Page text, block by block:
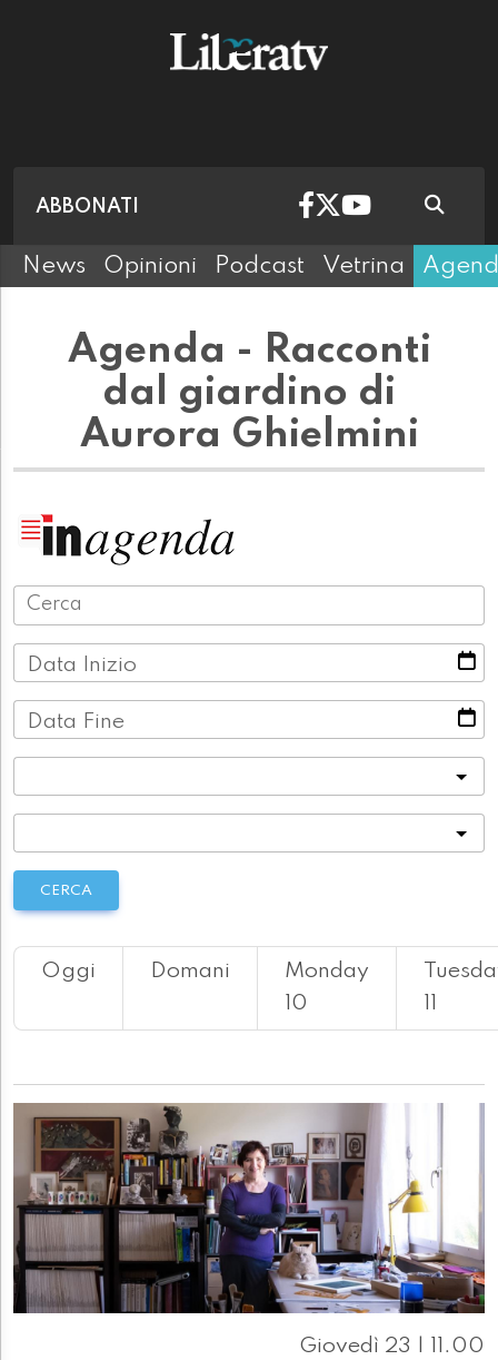
ABBONATI
News Opinioni Podcast Vetrina
Agenda - Racconti
dal giardino di
Aurora Ghielmini
Data Inizio
Data Fine
CERCA
Oggi Domani
Monday
10
11
Giovedì 23 | 11.00